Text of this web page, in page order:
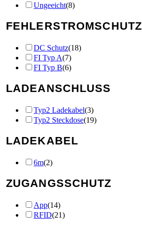
Ungeeicht(8)
FEHLERSTROMSCHUTZ
DC Schutz(18)
FI Typ A(7)
FI Typ B(6)
LADEANSCHLUSS
Typ2 Ladekabel(3)
Typ2 Steckdose(19)
LADEKABEL
6m(2)
ZUGANGSSCHUTZ
App(14)
RFID(21)